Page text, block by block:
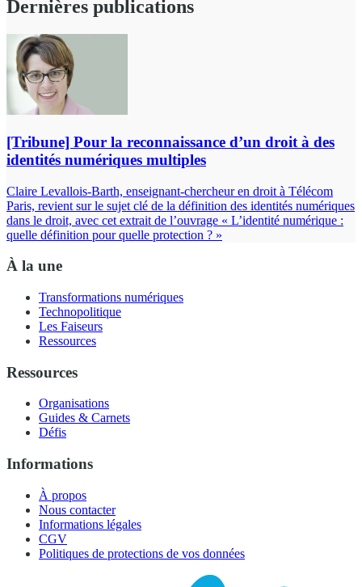
Dernières publications
[Tribune] Pour la reconnaissance d’un droit à des
identités numériques multiples
Claire Levallois-Barth, enseignant-chercheur en droit à Télécom
Paris, revient sur le sujet clé de la définition des identités numériques
dans le droit, avec cet extrait de l’ouvrage « L’identité numérique :
quelle définition pour quelle protection ? »
À la une
Transformations numériques
Technopolitique
Les Faiseurs
Ressources
Ressources
Organisations
Guides & Carnets
Défis
Informations
À propos
Nous contacter
Informations légales
CGV
Politiques de protections de vos données